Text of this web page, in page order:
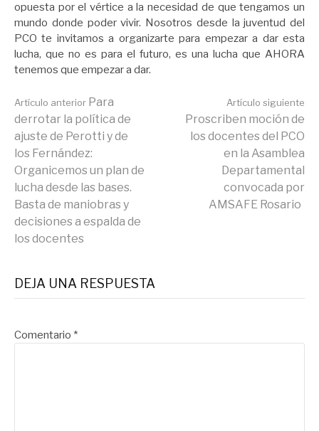
opuesta por el vértice a la necesidad de que tengamos un
mundo donde poder vivir. Nosotros desde la juventud del
PCO te invitamos a organizarte para empezar a dar esta
lucha, que no es para el futuro, es una lucha que AHORA
tenemos que empezar a dar.
Seguir
leyendo
Artículo anterior Para
derrotar la política de
ajuste de Perotti y de
los Fernández:
Organicemos un plan de
lucha desde las bases.
Basta de maniobras y
decisiones a espalda de
los docentes
Artículo siguiente
Proscriben moción de
los docentes del PCO
en la Asamblea
Departamental
convocada por
AMSAFE Rosario
DEJA UNA RESPUESTA
Comentario *